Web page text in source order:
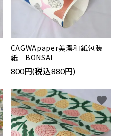
CAGWApaper美濃和紙包装
紙 BONSAI
800円(税込880円)
favorite